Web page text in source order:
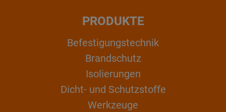
PRODUKTE
Befestigungstechnik
Brandschutz
Isolierungen
Dicht- und Schutzstoffe
Werkzeuge